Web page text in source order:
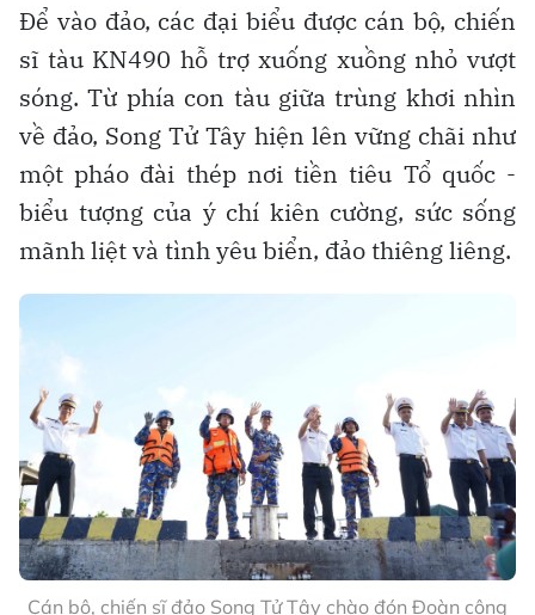
Để vào đảo, các đại biểu được cán bộ, chiến
sĩ tàu KN490 hỗ trợ xuống xuồng nhỏ vượt
sóng. Từ phía con tàu giữa trùng khơi nhìn
về đảo, Song Tử Tây hiện lên vững chãi như
một pháo đài thép nơi tiền tiêu Tổ quốc -
biểu tượng của ý chí kiên cường, sức sống
mãnh liệt và tình yêu biển, đảo thiêng liêng.
Cán bộ, chiến sĩ đảo Song Tử Tây chào đón Đoàn công